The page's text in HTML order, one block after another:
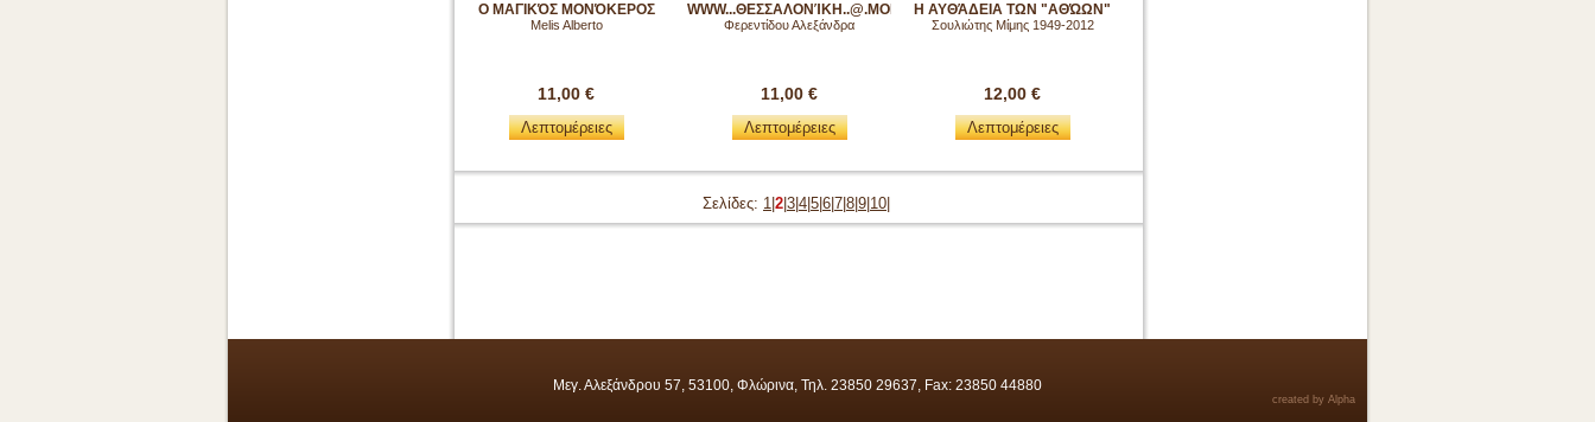
Ο ΜΑΓΙΚΌΣ ΜΟΝΌΚΕΡΟΣ
Melis Alberto
11,00 €
Λεπτομέρειες
WWW...ΘΕΣΣΑΛΟΝΊΚΗ..@.MONZA..@ANTALYA.COM
Φερεντίδου Αλεξάνδρα
11,00 €
Λεπτομέρειες
Η ΑΥΘΆΔΕΙΑ ΤΩΝ "ΑΘΏΩΝ"
Σουλιώτης Μίμης 1949-2012
12,00 €
Λεπτομέρειες
Σελίδες: 1 2 3 4 5 6 7 8 9 10
Μεγ. Αλεξάνδρου 57, 53100, Φλώρινα, Τηλ. 23850 29637, Fax: 23850 44880
created by Alpha